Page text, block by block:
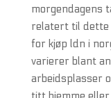
morgendagens
relatert til dette
for kjøp ldn i
varierer blant
arbeidsplasser